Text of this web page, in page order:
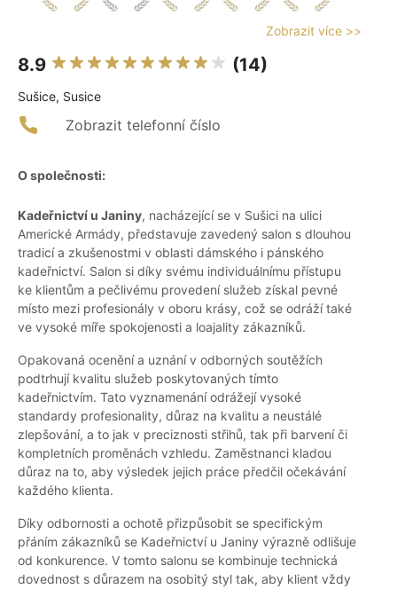
Zobrazit více >>
8.9 (14)
Sušice, Susice
Zobrazit telefonní číslo
O společnosti:
Kadeřnictví u Janiny, nacházející se v Sušici na ulici
Americké Armády, představuje zavedený salon s dlouhou
tradicí a zkušenostmi v oblasti dámského i pánského
kadeřnictví. Salon si díky svému individuálnímu přístupu
ke klientům a pečlivému provedení služeb získal pevné
místo mezi profesionály v oboru krásy, což se odráží také
ve vysoké míře spokojenosti a loajality zákazníků.
Opakovaná ocenění a uznání v odborných soutěžích
podtrhují kvalitu služeb poskytovaných tímto
kadeřnictvím. Tato vyznamenání odrážejí vysoké
standardy profesionality, důraz na kvalitu a neustálé
zlepšování, a to jak v preciznosti střihů, tak při barvení či
kompletních proměnách vzhledu. Zaměstnanci kladou
důraz na to, aby výsledek jejich práce předčil očekávání
každého klienta.
Díky odbornosti a ochotě přizpůsobit se specifickým
přáním zákazníků se Kadeřnictví u Janiny výrazně odlišuje
od konkurence. V tomto salonu se kombinuje technická
dovednost s důrazem na osobitý styl tak, aby klient vždy